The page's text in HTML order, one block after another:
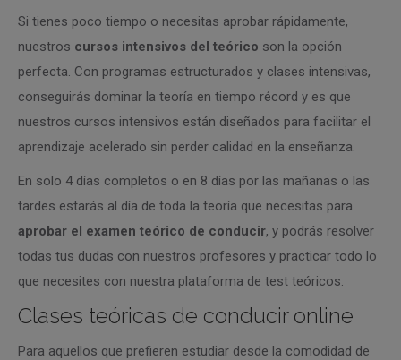
Si tienes poco tiempo o necesitas aprobar rápidamente,
nuestros cursos intensivos del teórico son la opción
perfecta. Con programas estructurados y clases intensivas,
conseguirás dominar la teoría en tiempo récord y es que
nuestros cursos intensivos están diseñados para facilitar el
aprendizaje acelerado sin perder calidad en la enseñanza.
En solo 4 días completos o en 8 días por las mañanas o las
tardes estarás al día de toda la teoría que necesitas para
aprobar el examen teórico de conducir, y podrás resolver
todas tus dudas con nuestros profesores y practicar todo lo
que necesites con nuestra plataforma de test teóricos.
Clases teóricas de conducir online
Para aquellos que prefieren estudiar desde la comodidad de